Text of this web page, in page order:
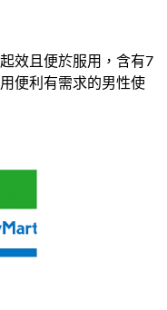
效且便於服用，含有7
便利有需求的男性使